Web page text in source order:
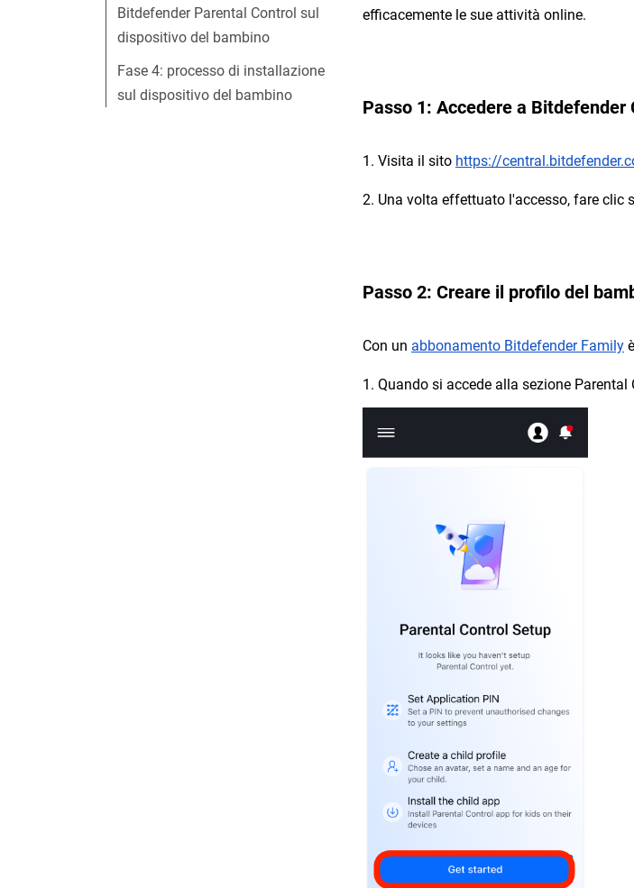
Bitdefender Parental Control sul
dispositivo del bambino
Fase 4: processo di installazione
sul dispositivo del bambino
efficacemente le sue attività online.
Passo 1: Accedere a Bitdefender
1. Visita il sito https://
2. Una volta effettuato l'accesso, fare clic
Passo 2: Creare il profilo del
Con un abbonamento Bitdefender Family
1. Quando si accede alla sezione